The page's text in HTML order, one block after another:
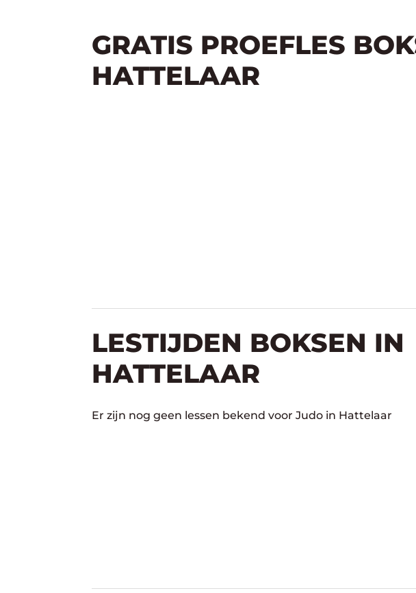
GRATIS PROEFLES
HATTELAAR
LESTIJDEN BOKSEN IN
HATTELAAR
Er zijn nog geen lessen bekend voor Judo in Hattelaar